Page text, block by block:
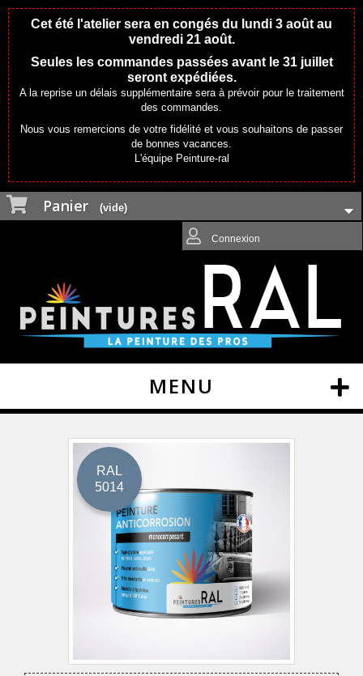
Cet été l'atelier sera en congés du lundi 3 août au
vendredi 21 août.
Seules les commandes passées avant le 31 juillet
seront expédiées.
A la reprise un délais supplémentaire sera à prévoir pour le traitement
des commandes.
Nous vous remercions de votre fidélité et vous souhaitons de passer
de bonnes vacances.
L'équipe Peinture-ral
Panier (vide)
Connexion
MENU
RAL
5014